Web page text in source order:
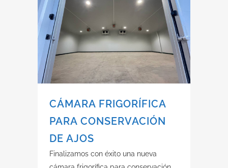
CÁMARA FRIGORÍFICA
PARA CONSERVACIÓN
DE AJOS
Finalizamos con éxito una nueva